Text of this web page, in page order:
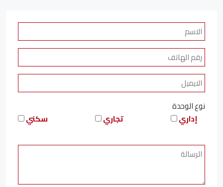
نوع الوحدة
سكني
تجاري إداري